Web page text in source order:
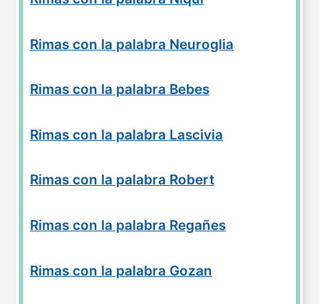
Rimas con la palabra Neuroglia
Rimas con la palabra Bebes
Rimas con la palabra Lascivia
Rimas con la palabra Robert
Rimas con la palabra Regañes
Rimas con la palabra Gozan